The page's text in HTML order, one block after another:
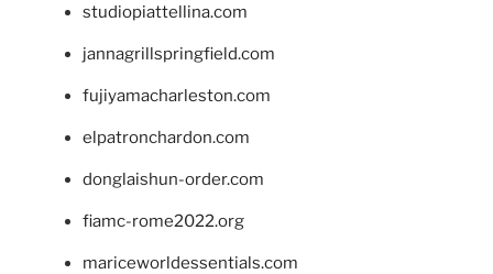
studiopiattellina.com
jannagrillspringfield.com
fujiyamacharleston.com
elpatronchardon.com
donglaishun-order.com
fiamc-rome2022.org
mariceworldessentials.com